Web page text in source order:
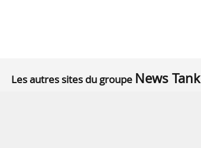
Les autres sites du groupe News Tank